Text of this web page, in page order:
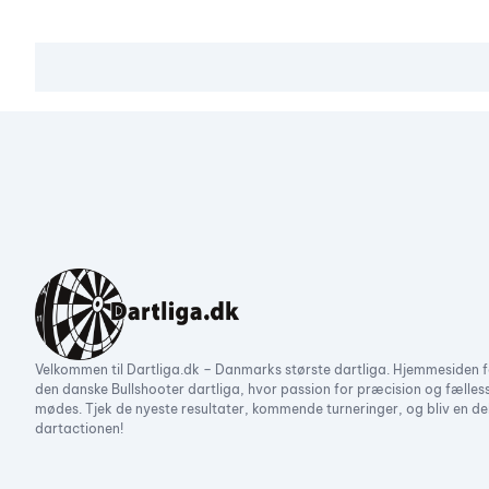
Velkommen til Dartliga.dk – Danmarks største dartliga. Hjemmesiden
den danske Bullshooter dartliga, hvor passion for præcision og
mødes. Tjek de nyeste resultater, kommende turneringer, og bliv en
dartactionen!